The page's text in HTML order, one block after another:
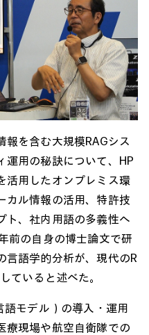
報を含む大規模RAGシス
運用の秘訣について、HP
活用したオンプレミス環
カル情報の活用、特許技
ト、社内用語の多義性へ
前の自身の博士論文で研
言語学的分析が、現代のR
ていると述べた。
語モデル）の導入・運用
療現場や航空自衛隊での